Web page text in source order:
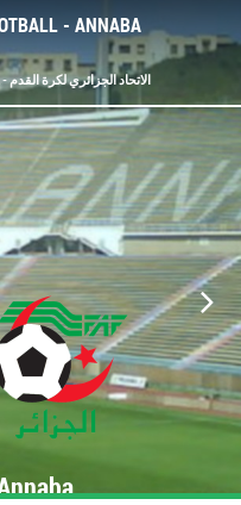
- ANNABA
FÉDÉRATION ALGÉRIENNE DE FOOTBALL - الاتحاد الجزائري لكرة القدم